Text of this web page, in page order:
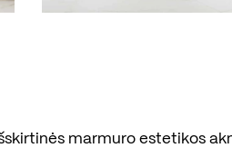
marmuro estetikos